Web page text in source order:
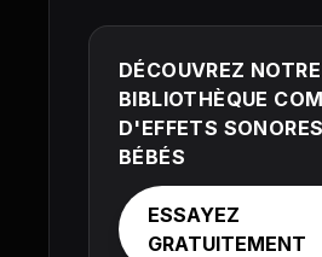
DÉCOUVREZ NOTRE
BIBLIOTHÈQUE
D'EFFETS
BÉBÉS
ESSAYEZ
GRATUITEMENT